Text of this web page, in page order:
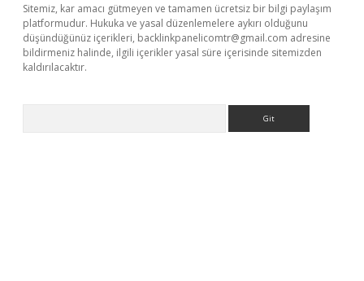
Sitemiz, kar amacı gütmeyen ve tamamen ücretsiz bir bilgi paylaşım
platformudur. Hukuka ve yasal düzenlemelere aykırı olduğunu
düşündüğünüz içerikleri, backlinkpanelicomtr@gmail.com adresine
bildirmeniz halinde, ilgili içerikler yasal süre içerisinde sitemizden
kaldırılacaktır.